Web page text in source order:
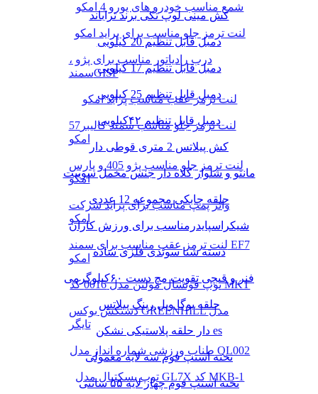
شمع مناسب خودرو های یورو 4 امکو
لنت ترمز جلو مناسب برای پراید امکو
درب رادیاتور مناسب برای پژو ،
سمندGISP
لنت ترمز عقب مناسب پراید امکو
لنت ترمز جلو مناسب سمند کالیبر57
امکو
لنت ترمز جلو مناسب پژو 405 و پارس
امکو
واتر پمپ مناسب برای پراید شرکت
امکو
لنت ترمز عقب مناسب برای سمند EF7
امکو
توپ فوتسال مولتن مدل 0016 کد MKT
دستکش بوکس GREENHILL مدل
تایگر
طناب ورزشی شماره انداز مدل QL002
توپ بسکتبال مدل GL7X کد MKB-1
کش مینی لوپ تکی برند تراباند
دمبل قابل تنظیم 20 کیلویی
دمبل قابل تنظیم 17 کیلویی
دمبل قابل تنظیم 25 کیلویی
دمبل قابل تنظیم ۴۲کیلویی
کش پیلاتس 2 متری قوطی دار
مانتو و شلوار کلاه دار جنس مخمل سوییت
حلقه چابکی مجموعه 12 عددی
شیکراسپایدرمناسب برای ورزش کاران
دسته شنا سوئدی فلزی ساده
فنر و قیچی تقویت مچ دست ۶۰کیلوگرمی
حلقه یوگا ویل رینگ پیلاتس
دار حلقه پلاستیکی نشکن es
تخته استپ فوم سه لایه معمولی
تخته استپ فوم چهار لایه ۵۵ سانتی